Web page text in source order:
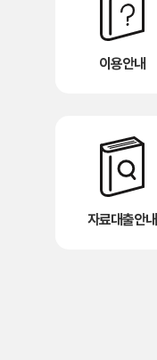
이용안내
자료대출안내